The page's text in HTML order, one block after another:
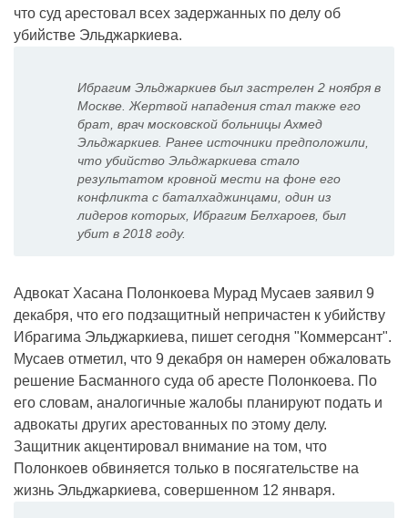
что суд арестовал всех задержанных по делу об
убийстве Эльджаркиева.
Ибрагим Эльджаркиев был застрелен 2 ноября в
Москве. Жертвой нападения стал также его
брат, врач московской больницы Ахмед
Эльджаркиев. Ранее источники предположили,
что убийство Эльджаркиева стало
результатом кровной мести на фоне его
конфликта с баталхаджинцами, один из
лидеров которых, Ибрагим Белхароев, был
убит в 2018 году.
Адвокат Хасана Полонкоева Мурад Мусаев заявил 9
декабря, что его подзащитный непричастен к убийству
Ибрагима Эльджаркиева, пишет сегодня "Коммерсант".
Мусаев отметил, что 9 декабря он намерен обжаловать
решение Басманного суда об аресте Полонкоева. По
его словам, аналогичные жалобы планируют подать и
адвокаты других арестованных по этому делу.
Защитник акцентировал внимание на том, что
Полонкоев обвиняется только в посягательстве на
жизнь Эльджаркиева, совершенном 12 января.